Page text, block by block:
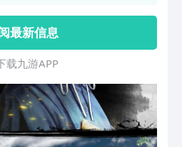
本地图为蓝本，还原构建真实日
场。从本州、四国到九州众多知
上百位武将也将悉数登场。
最新信息
载 九 游 A P P